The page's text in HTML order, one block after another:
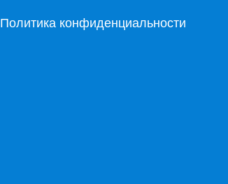
Политика конфиденциальности